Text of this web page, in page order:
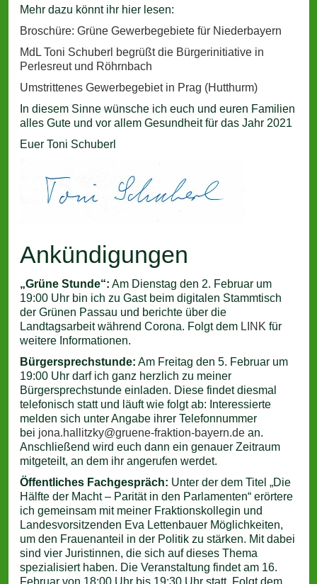
Mehr dazu könnt ihr hier lesen:
Broschüre: Grüne Gewerbegebiete für Niederbayern
MdL Toni Schuberl begrüßt die Bürgerinitiative in
Perlesreut und Röhrnbach
Umstrittenes Gewerbegebiet in Prag (Hutthurm)
In diesem Sinne wünsche ich euch und euren Familien
alles Gute und vor allem Gesundheit für das Jahr 2021
Euer Toni Schuberl
Ankündigungen
„Grüne Stunde“: Am Dienstag den 2. Februar um
19:00 Uhr bin ich zu Gast beim digitalen Stammtisch
der Grünen Passau und berichte über die
Landtagsarbeit während Corona. Folgt dem LINK für
weitere Informationen.
Bürgersprechstunde: Am Freitag den 5. Februar um
19:00 Uhr darf ich ganz herzlich zu meiner
Bürgersprechstunde einladen. Diese findet diesmal
telefonisch statt und läuft wie folgt ab: Interessierte
melden sich unter Angabe ihrer Telefonnummer
bei jona.hallitzky@gruene-fraktion-bayern.dean.
Anschließend wird euch dann ein genauer Zeitraum
mitgeteilt, an dem ihr angerufen werdet.
Öffentliches Fachgespräch: Unter der dem Titel „Die
Hälfte der Macht – Parität in den Parlamenten“ erörtere
ich gemeinsam mit meiner Fraktionskollegin und
Landesvorsitzenden Eva Lettenbauer Möglichkeiten,
um den Frauenanteil in der Politik zu stärken. Mit dabei
sind vier Juristinnen, die sich auf dieses Thema
spezialisiert haben. Die Veranstaltung findet am 16.
Februar von 18:00 Uhr bis 19:30 Uhr statt. Folgt dem